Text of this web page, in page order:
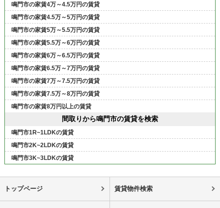
鳴門市の家賃4万～4.5万円の賃貸
鳴門市の家賃4.5万～5万円の賃貸
鳴門市の家賃5万～5.5万円の賃貸
鳴門市の家賃5.5万～6万円の賃貸
鳴門市の家賃6万～6.5万円の賃貸
鳴門市の家賃6.5万～7万円の賃貸
鳴門市の家賃7万～7.5万円の賃貸
鳴門市の家賃7.5万～8万円の賃貸
鳴門市の家賃8万円以上の賃貸
間取りから鳴門市の賃貸を検索
鳴門市1R~1LDKの賃貸
鳴門市2K~2LDKの賃貸
鳴門市3K~3LDKの賃貸
トップページ 賃貸物件検索